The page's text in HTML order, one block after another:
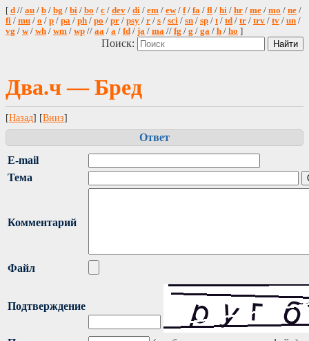
[ d // au / b / bg / bi / bo / c / dev / di / em / ew/ f/ fa / fl / hi / hr / me / mo / ne /
fi / mu / o / p / pa / ph / po / pr / psy / r / s / sci / sn / sp / t/ td / tr / trv / tv / un /
vg / w/ wh / wm / wp // aa / a / fd / ja / ma // fg / g / ga / h / ho ]
Поиск:
Два.ч — Бред
[Назад] [Вниз]
Ответ
E-mail
Тема
Комментарий
Файл
Подтверждение